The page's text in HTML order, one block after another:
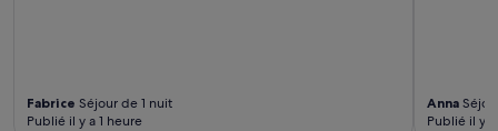
Fabrice Séjour de 1 nuit
Publié il y a 1 heure
Anna
Publié il y